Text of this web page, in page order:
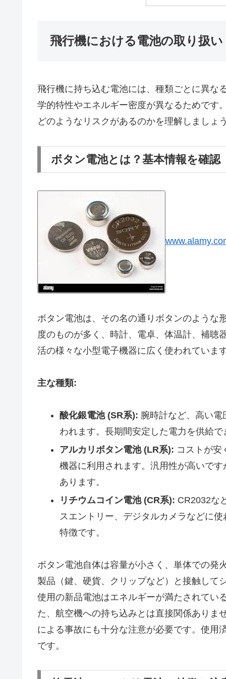
飛行機における電池の取り扱い
飛行機に持ち込む電池には、種類ごとに異な
学的特性やエネルギー密度が異なるためです
どのようなリスクがあるのかを理解しましょ
ボタン電池とは？基本情報を確認
ボタン電池は、その名の通りボタンのような
度のものが多く、時計、電卓、体温計、補聴
活の様々な小型電子機器に広く使われていま
主な種類:
酸化銀電池 (SR系): 腕時計など、高い
われます。長期間安定した電力を供給
アルカリボタン電池 (LR系): コストが安
機器に利用されます。汎用性が高いで
あります。
リチウムコイン電池 (CR系): CR2032な
スエントリー、デジタルカメラなどに
特徴です。
ボタン電池自体は容量が小さく、単体での発
製品（鍵、硬貨、クリップなど）と接触して
使用の新品電池はエネルギーが満たされてい
た、航空機への持ち込みとは直接関係ありま
による事故にも十分な注意が必要です。使用
です。